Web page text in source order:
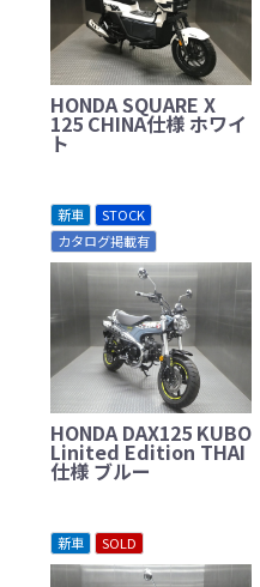
HONDA SQUARE X
125 CHINA仕様 ホワイ
ト
新車
STOCK
カタログ掲載有
HONDA DAX125 KUBO
Linited Edition THAI
仕様 ブルー
新車 SOLD